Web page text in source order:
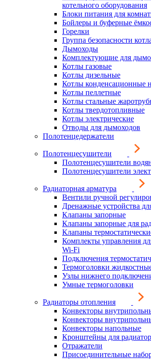
котельного оборудования
Блоки питания для
Бойлеры и буферные
Горелки
Группа безопасности
Дымоходы
Комплектующие для
Котлы газовые
Котлы дизельные
Котлы конденсационные
Котлы пеллетные
Котлы стальные
Котлы твердотопливные
Котлы электрические
Отводы для дымоходов
Полотенцедержатели
Полотенцесушители
Полотенцесушители
Полотенцесушители
Радиаторная арматура
Вентили ручной
Дренажные устройства
Клапаны запорные
Клапаны запорные для
Клапаны
Комплекты управления
Wi-Fi
Подключения
Термоголовки
Узлы нижнего
Умные термоголовки
Радиаторы отопления
Конвекторы
Конвекторы
Конвекторы напольные
Кронштейны для
Отражатели
Присоединительные